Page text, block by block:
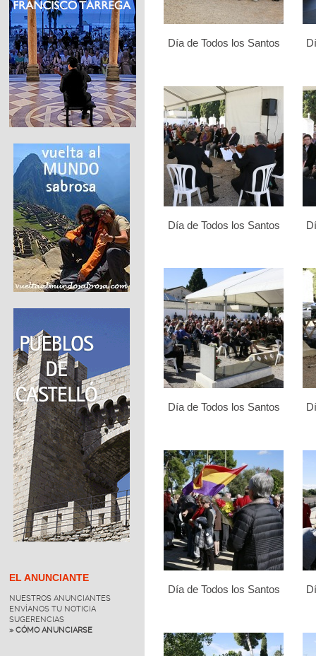
EL ANUNCIANTE
NUESTROS ANUNCIANTES
ENVÍANOS TU NOTICIA
SUGERENCIAS
» CÓMO ANUNCIARSE
Día de Todos los Santos
Día de Todos los Santos
Día de Todos los Santos
Día de Todos los Santos